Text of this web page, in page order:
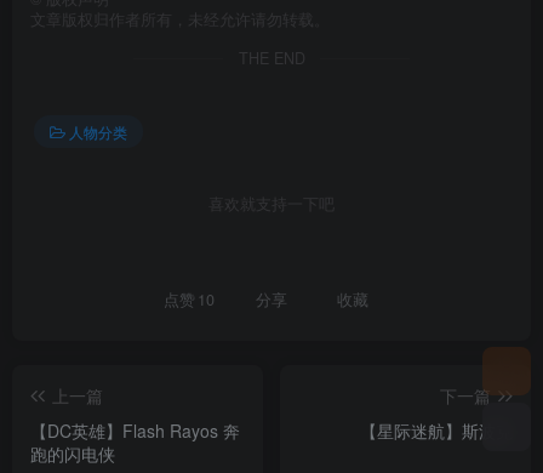
文章版权归作者所有，未经允许请勿转载。
THE END
人物分类
喜欢就支持一下吧
点赞 10 分享 收藏
上一篇
【DC英雄】Flash Rayos 奔
跑的闪电侠
下一篇
【星际迷航】斯波克